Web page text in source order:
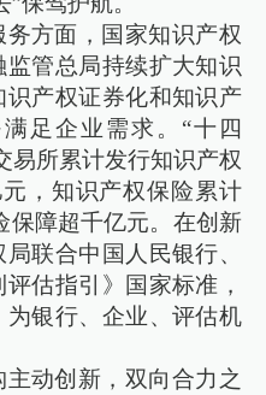
方面，国家知识产权
管总局持续扩大知识
产权证券化和知识产
足企业需求。“十四
易所累计发行知识产权
，知识产权保险累计
保障超千亿元。在创新
联合中国人民银行、
估指引》国家标准，
银行、企业、评估机
动创新，双向合力之